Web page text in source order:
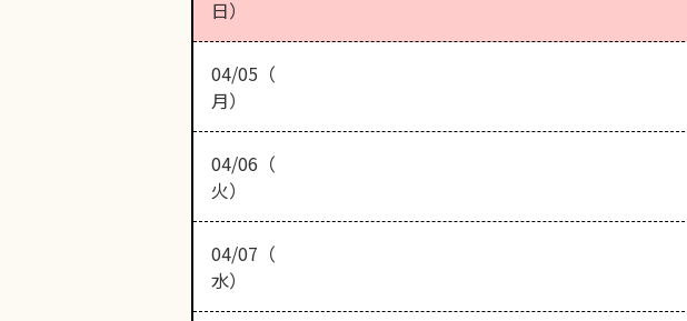
日）
04/05（
月）
04/06（
火）
04/07（
水）